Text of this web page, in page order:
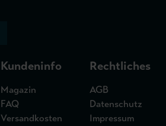
Kundeninfo
Magazin
FAQ
Versandkosten
Rechtliches
AGB
Datenschutz
Impressum